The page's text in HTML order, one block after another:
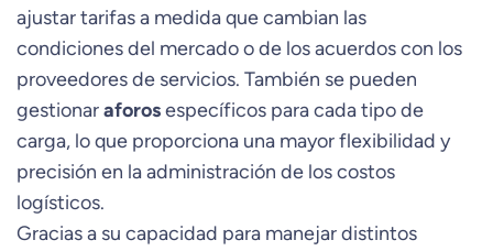
ajustar tarifas a medida que cambian las
condiciones del mercado o de los acuerdos con los
proveedores de servicios. También se pueden
gestionaraforosespecíficos para cada tipo de
carga, lo que proporciona una mayor flexibilidad y
precisión en la administración de los costos
logísticos.
Gracias a su capacidad para manejar distintos